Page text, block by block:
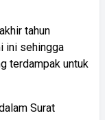
tahun
ini sehingga
terdampak untuk
Surat